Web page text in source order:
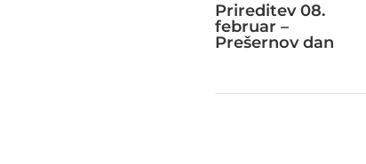
Prireditev 08.
februar –
Prešernov dan